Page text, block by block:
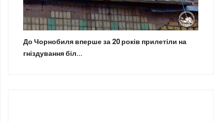
До Чорнобиля вперше за 20 років прилетіли на
гніздування біл...